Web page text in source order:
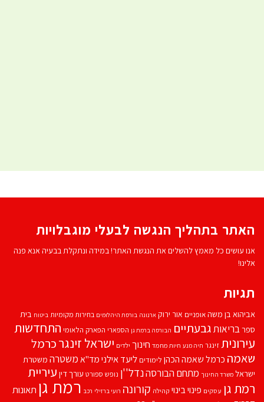
האתר בתהליך הנגשה לבעלי מוגבלויות
אנו עושים כל מאמץ להשלים את הנגשת האתר! במידה ונתקלת בבעיה אנא פנה
אלינו!
תגיות
אביהוא בן משהאופניים אור ירוק ארנונה בורסת היהלומים בחירות מקומיות ביטוח בית
ספרבריאותגבעתיים הבורסה ברמת גן הספארי הפארק הלאומי התחדשות
עירוניתזינגר חיה מנע חיות מחמד חינוך ילדים ישראל זינגרכרמל
שאמה כרמל שאמה הכהן לימודים ליעד אילנימד''אמשטרה משטרת
ישראל משרד החינוך מתחם הבורסהנדל''ן נופש ספורט עורך דין עיריית
רמת גן עסקים פינוי בינוי קהילה קורונה רועי ברזילי רכב רמת גן תאונות